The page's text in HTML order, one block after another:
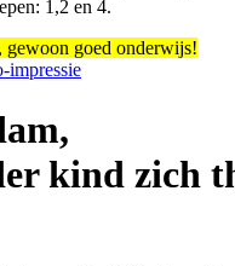
1,2 en 4.
goed onderwijs!
impressie
kind zich